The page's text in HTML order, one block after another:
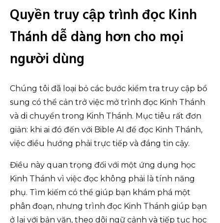
Quyền truy cập trình đọc Kinh
Thánh dễ dàng hơn cho mọi
người dùng
Chúng tôi đã loại bỏ các bước kiểm tra truy cập bổ
sung có thể cản trở việc mở trình đọc Kinh Thánh
và di chuyển trong Kinh Thánh. Mục tiêu rất đơn
giản: khi ai đó đến với Bible AI để đọc Kinh Thánh,
việc điều hướng phải trực tiếp và đáng tin cậy.
Điều này quan trọng đối với một ứng dụng học
Kinh Thánh vì việc đọc không phải là tính năng
phụ. Tìm kiếm có thể giúp bạn khám phá một
phân đoạn, nhưng trình đọc Kinh Thánh giúp bạn
ở lại với bản văn, theo dõi ngữ cảnh và tiếp tục học